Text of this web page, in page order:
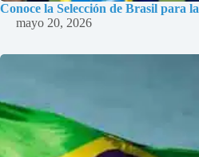
Conoce la Selección de Brasil para
mayo 20, 2026